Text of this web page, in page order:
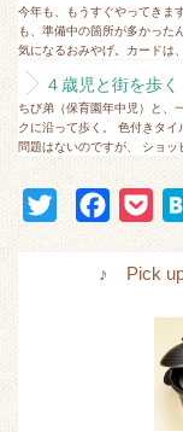
今年も、もうすぐやってきま
も、準備中の箇所が多かった
気になるおみやげ。カードは
４歳児と街を歩く
ちび弟（保育園年中児）と、
クに沿って歩く。 色付きタ
問題はないのですが、 ショッ
c
♪ Pick